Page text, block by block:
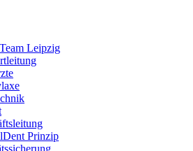
Leipzig
Prinzip